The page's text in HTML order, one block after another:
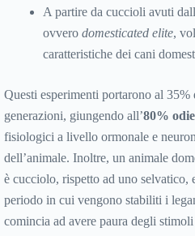
A partire da cuccioli avuti
ovvero domesticated elite,
caratteristiche dei cani
Questi esperimenti portarono al
generazioni, giungendo all’80%
fisiologici a livello ormonale e
dell’animale. Inoltre, un animale
è cucciolo, rispetto ad uno selvatico,
periodo in cui vengono stabiliti i
comincia ad avere paura degli